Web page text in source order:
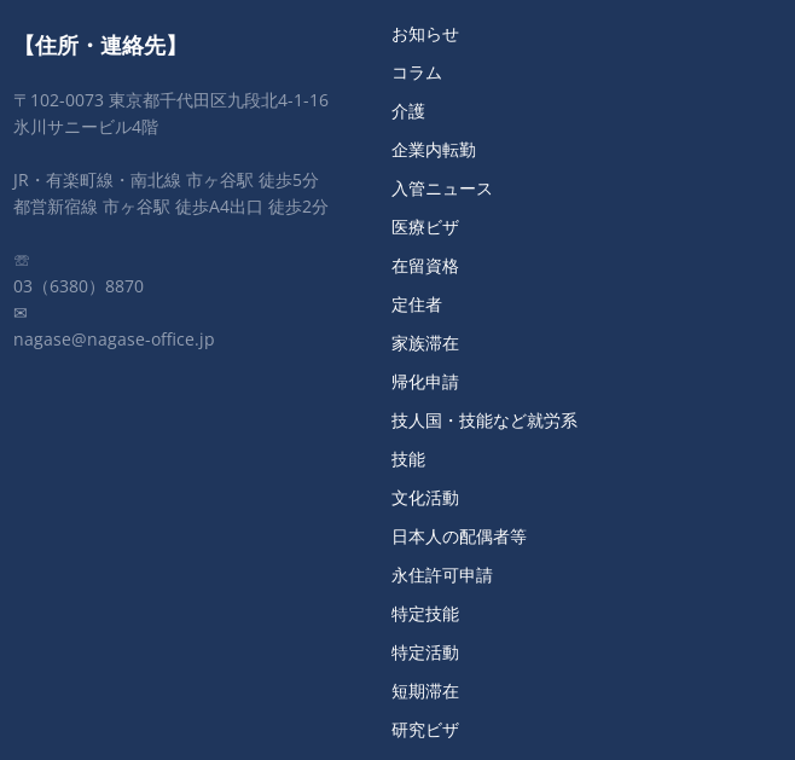
【住所・連絡先】
〒102-0073 東京都千代田区九段北4-1-16
氷川サニービル4階
JR・有楽町線・南北線 市ヶ谷駅 徒歩5分
都営新宿線 市ヶ谷駅 徒歩A4出口 徒歩2分
☏
03（6380）8870
✉
nagase@nagase-office.jp
お知らせ
コラム
介護
企業内転勤
入管ニュース
医療ビザ
在留資格
定住者
家族滞在
帰化申請
技人国・技能など就労系
技能
文化活動
日本人の配偶者等
永住許可申請
特定技能
特定活動
短期滞在
研究ビザ